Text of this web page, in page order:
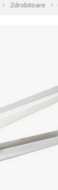
Zdrobitoare